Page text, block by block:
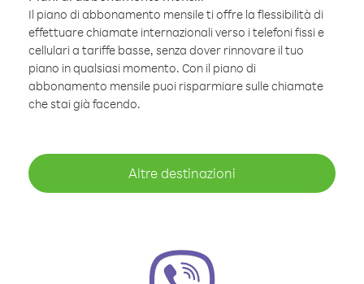
Il piano di abbonamento mensile ti offre la flessibilità di
effettuare chiamate internazionali verso i telefoni fissi e
cellulari a tariffe basse, senza dover rinnovare il tuo
piano in qualsiasi momento. Con il piano di
abbonamento mensile puoi risparmiare sulle chiamate
che stai già facendo.
Altre destinazioni